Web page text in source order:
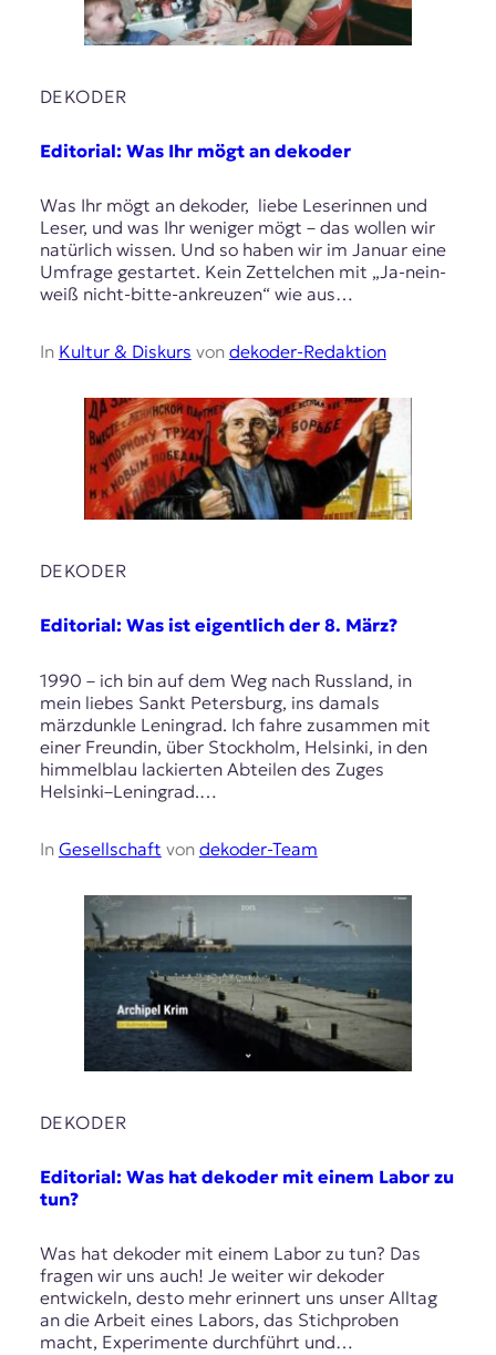
DEKODER
Editorial: Was Ihr mögt an dekoder
Was Ihr mögt an dekoder, liebe Leserinnen und
Leser, und was Ihr weniger mögt – das wollen wir
natürlich wissen. Und so haben wir im Januar eine
Umfrage gestartet. Kein Zettelchen mit „Ja-nein-
weiß nicht-bitte-ankreuzen“ wie aus…
In Kultur & Diskurs von dekoder-Redaktion
DEKODER
Editorial: Was ist eigentlich der 8. März?
1990 – ich bin auf dem Weg nach Russland, in
mein liebes Sankt Petersburg, ins damals
märzdunkle Leningrad. Ich fahre zusammen mit
einer Freundin, über Stockholm, Helsinki, in den
himmelblau lackierten Abteilen des Zuges
Helsinki–Leningrad.…
In Gesellschaft von dekoder-Team
DEKODER
Editorial: Was hat dekoder mit einem Labor zu
tun?
Was hat dekoder mit einem Labor zu tun? Das
fragen wir uns auch! Je weiter wir dekoder
entwickeln, desto mehr erinnert uns unser Alltag
an die Arbeit eines Labors, das Stichproben
macht, Experimente durchführt und…